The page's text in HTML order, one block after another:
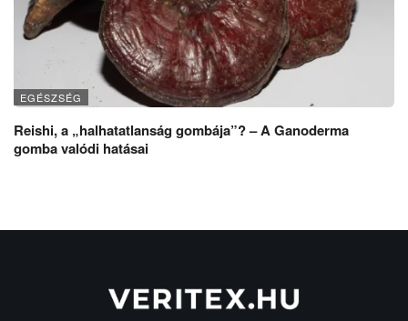
EGÉSZSÉG
Reishi, a „halhatatlanság gombája”? – A Ganoderma
gomba valódi hatásai